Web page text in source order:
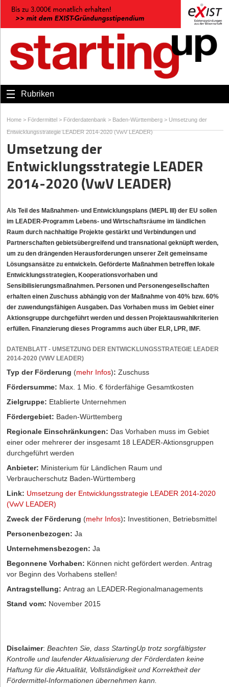
Rubriken
Home > Fördermittel > Förderdatenbank > Baden-Württemberg > Umsetzung der
Entwicklungsstrategie LEADER 2014-2020 (VwV LEADER)
Umsetzung der
Entwicklungsstrategie LEADER
2014-2020 (VwV LEADER)
Als Teil des Maßnahmen- und Entwicklungsplans (MEPL III) der EU sollen
im LEADER-Programm Lebens- und Wirtschaftsräume im ländlichen
Raum durch nachhaltige Projekte gestärkt und Verbindungen und
Partnerschaften gebietsübergreifend und transnational geknüpft werden,
um zu den drängenden Herausforderungen unserer Zeit gemeinsame
Lösungsansätze zu entwickeln. Geförderte Maßnahmen betreffen lokale
Entwicklungsstrategien, Kooperationsvorhaben und
Sensibilisierungsmaßnahmen. Personen und Personengesellschaften
erhalten einen Zuschuss abhängig von der Maßnahme von 40% bzw. 60%
der zuwendungsfähigen Ausgaben. Das Vorhaben muss im Gebiet einer
Aktionsgruppe durchgeführt werden und dessen Projektauswahlkriterien
erfüllen. Finanzierung dieses Programms auch über ELR, LPR, IMF.
DATENBLATT - UMSETZUNG DER ENTWICKLUNGSSTRATEGIE LEADER
2014-2020 (VWV LEADER)
Typ der Förderung (mehr Infos): Zuschuss
Fördersumme: Max. 1 Mio. € förderfähige Gesamtkosten
Zielgruppe: Etablierte Unternehmen
Fördergebiet: Baden-Württemberg
Regionale Einschränkungen: Das Vorhaben muss im Gebiet
einer oder mehrerer der insgesamt 18 LEADER-Aktionsgruppen
durchgeführt werden
Anbieter: Ministerium für Ländlichen Raum und
Verbraucherschutz Baden-Württemberg
Link: Umsetzung der Entwicklungsstrategie LEADER 2014-2020
(VwV LEADER)
Zweck der Förderung (mehr Infos): Investitionen, Betriebsmittel
Personenbezogen: Ja
Unternehmensbezogen: Ja
Begonnene Vorhaben: Können nicht gefördert werden. Antrag
vor Beginn des Vorhabens stellen!
Antragstellung: Antrag an LEADER-Regionalmanagements
Stand vom: November 2015
Disclaimer: Beachten Sie, dass StartingUp trotz sorgfältigster
Kontrolle und laufender Aktualisierung der Förderdaten keine
Haftung für die Aktualität, Vollständigkeit und Korrektheit der
Fördermittel-Informationen übernehmen kann.